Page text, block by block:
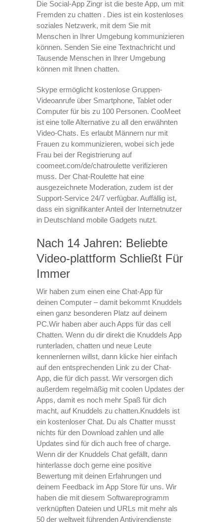
Die Social-App Zingr ist die beste App, um mit
Fremden zu chatten . Dies ist ein kostenloses
soziales Netzwerk, mit dem Sie mit
Menschen in Ihrer Umgebung kommunizieren
können. Senden Sie eine Textnachricht und
Tausende Menschen in Ihrer Umgebung
können mit Ihnen chatten.
Skype ermöglicht kostenlose Gruppen-
Videoanrufe über Smartphone, Tablet oder
Computer für bis zu 100 Personen. CooMeet
ist eine tolle Alternative zu all den erwähnten
Video-Chats. Es erlaubt Männern nur mit
Frauen zu kommunizieren, wobei sich jede
Frau bei der Registrierung auf
coomeet.com/de/chatroulette verifizieren
muss. Der Chat-Roulette hat eine
ausgezeichnete Moderation, zudem ist der
Support-Service 24/7 verfügbar. Auffällig ist,
dass ein signifikanter Anteil der Internetnutzer
in Deutschland mobile Gadgets nutzt.
Nach 14 Jahren: Beliebte
Video-plattform Schließt Für
Immer
Wir haben zum einen eine Chat-App für
deinen Computer – damit bekommt Knuddels
einen ganz besonderen Platz auf deinem
PC.Wir haben aber auch Apps für das cell
Chatten. Wenn du dir direkt die Knuddels App
runterladen, chatten und neue Leute
kennenlernen willst, dann klicke hier einfach
auf den entsprechenden Link zu der Chat-
App, die für dich passt. Wir versorgen dich
außerdem regelmäßig mit coolen Updates der
Apps, damit es noch mehr Spaß für dich
macht, auf Knuddels zu chatten.Knuddels ist
ein kostenloser Chat. Du als Chatter musst
nichts für den Download zahlen und alle
Updates sind für dich auch free of charge.
Wenn dir der Knuddels Chat gefällt, dann
hinterlasse doch gerne eine positive
Bewertung mit deinen Erfahrungen und
deinem Feedback im App Store für uns. Wir
haben die mit diesem Softwareprogramm
verknüpften Dateien und URLs mit mehr als
50 der weltweit führenden Antivirendienste